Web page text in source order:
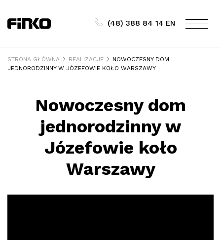
content
(48) 388 84 14 EN
STRONA GŁÓWNA REALIZACJE
NOWOCZESNY DOM
JEDNORODZINNY W JÓZEFOWIE KOŁO WARSZAWY
Nowoczesny dom
jednorodzinny w
Józefowie koło
Warszawy